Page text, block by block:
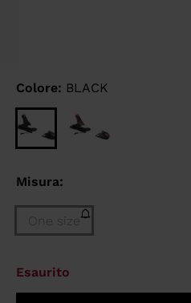
Colore: BLACK
Misura:
One size
Taglia
Esaurito